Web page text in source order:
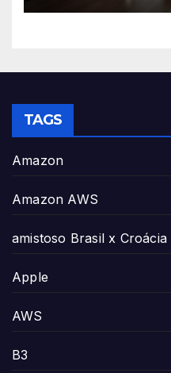
TAGS
Amazon
Amazon AWS
amistoso Brasil x Croácia
Apple
AWS
B3